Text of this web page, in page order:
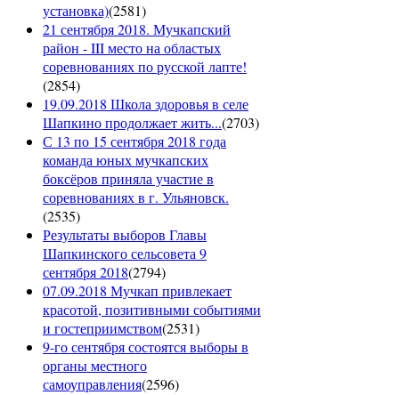
установка)(2581)
21 сентября 2018. Мучкапский
район - III место на областых
соревнованиях по русской лапте!
(2854)
19.09.2018 Школа здоровья в селе
Шапкино продолжает жить...(2703)
С 13 по 15 сентября 2018 года
команда юных мучкапских
боксёров приняла участие в
соревнованиях в г. Ульяновск.
(2535)
Результаты выборов Главы
Шапкинского сельсовета 9
сентября 2018(2794)
07.09.2018 Мучкап привлекает
красотой, позитивными событиями
и гостеприимством(2531)
9-го сентября состоятся выборы в
органы местного
самоуправления(2596)